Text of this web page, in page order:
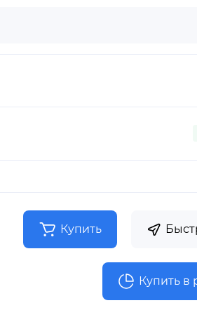
Купить
Купить в